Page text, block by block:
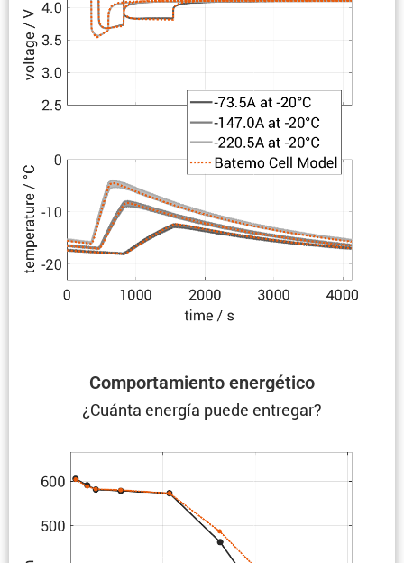
Compor­ta­miento energético
¿Cuánta energía puede entregar?